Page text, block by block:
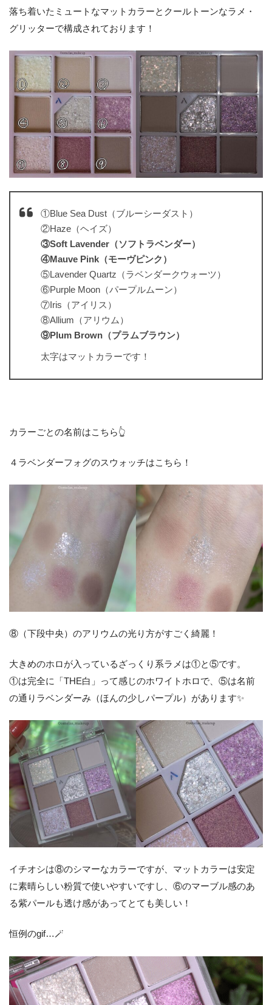
落ち着いたミュートなマットカラーとクールトーンなラメ・
グリッターで構成されております！
①Blue Sea Dust（ブルーシーダスト）
②Haze（ヘイズ）
③Soft Lavender（ソフトラベンダー）
④Mauve Pink（モーヴピンク）
⑤Lavender Quartz（ラベンダークウォーツ）
⑥Purple Moon（パープルムーン）
⑦Iris（アイリス）
⑧Allium（アリウム）
⑨Plum Brown（プラムブラウン）
太字はマットカラーです！
カラーごとの名前はこちら👆
４ラベンダーフォグのスウォッチはこちら！
⑧（下段中央）のアリウムの光り方がすごく綺麗！
大きめのホロが入っているざっくり系ラメは①と⑤です。
①は完全に「THE白」って感じのホワイトホロで、⑤は名前
の通りラベンダーみ（ほんの少しパープル）があります✨
イチオシは⑧のシマーなカラーですが、マットカラーは安定
に素晴らしい粉質で使いやすいですし、⑥のマーブル感のあ
る紫パールも透け感があってとても美しい！
恒例のgif…🪄